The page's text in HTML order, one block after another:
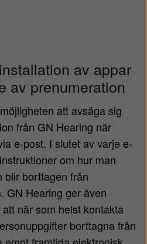
av appar
av prenumeration
att avsäga sig
från GN Hearing när
e-post. I slutet av varje e-
om hur man
blir borttagen från
GN Hearing ger även
när som helst kontakta
borttagna från